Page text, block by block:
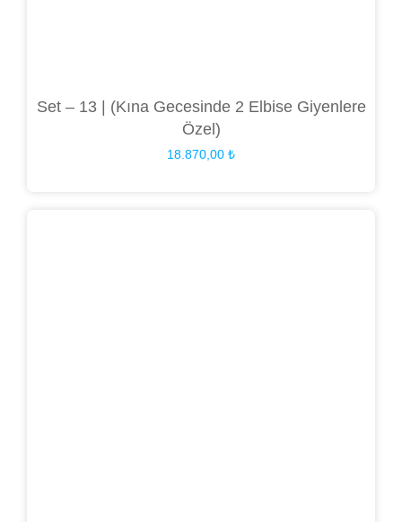
Set – 13 | (Kına Gecesinde 2 Elbise Giyenlere
Özel)
18.870,00 ₺